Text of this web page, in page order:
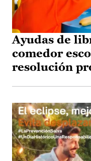
Ayudas de
comedor
resolución